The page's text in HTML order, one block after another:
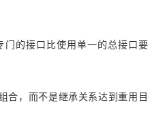
的接口比使用单一的总接口要
合，而不是继承关系达到重用目